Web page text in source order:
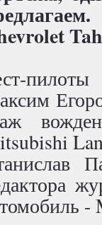
пилоты
-